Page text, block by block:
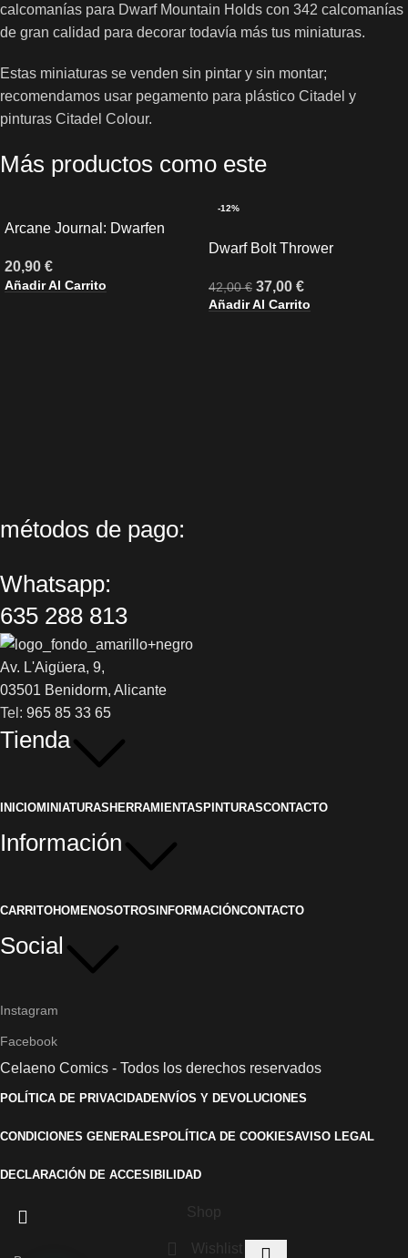
calcomanías para Dwarf Mountain Holds con 342 calcomanías
de gran calidad para decorar todavía más tus miniaturas.
Estas miniaturas se venden sin pintar y sin montar;
recomendamos usar pegamento para plástico Citadel y
pinturas Citadel Colour.
Más productos como este
Arcane Journal: Dwarfen
20,90 €
Añadir Al Carrito
-12%
Dwarf Bolt Thrower
42,00€ 37,00 €
Añadir Al Carrito
métodos de pago:
Whatsapp:
635 288 813
Av. L'Aigüera, 9,
03501 Benidorm, Alicante
Tel: 965 85 33 65
Tienda
INICIOMINIATURAS HERRAMIENTAS PINTURASCONTACTO
Información
CARRITOHOME NOSOTROS INFORMACIÓNCONTACTO
Social
Instagram
Facebook
Celaeno Comics - Todos los derechos reservados
POLÍTICA DE PRIVACIDADENVÍOS Y DEVOLUCIONES
CONDICIONES GENERALES POLÍTICA DE COOKIESAVISO LEGAL
DECLARACIÓN DE ACCESIBILIDAD
Shop
Wishlist